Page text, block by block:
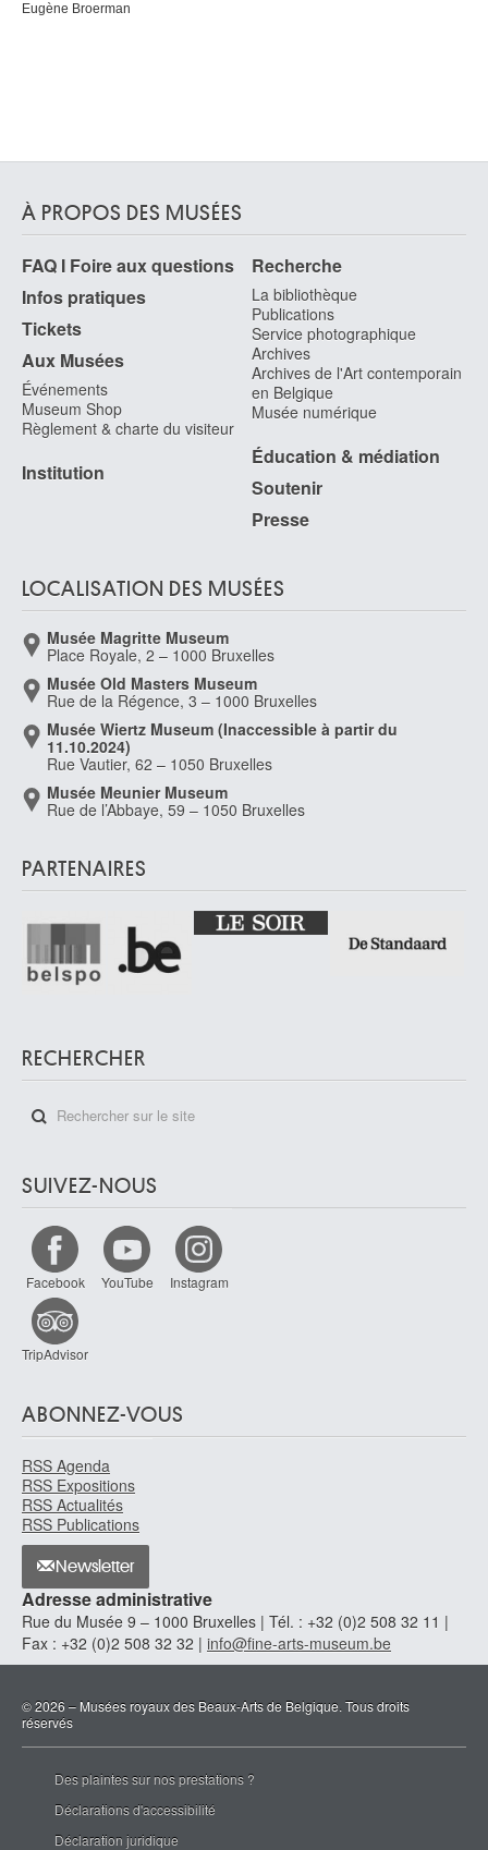
Eugène Broerman
À PROPOS DES MUSÉES
FAQ I Foire aux questions
Infos pratiques
Tickets
Aux Musées
Événements
Museum Shop
Règlement & charte du visiteur
Institution
Recherche
La bibliothèque
Publications
Service photographique
Archives
Archives de l'Art contemporain
en Belgique
Musée numérique
Éducation & médiation
Soutenir
Presse
LOCALISATION DES MUSÉES
Musée Magritte Museum
Place Royale, 2 – 1000 Bruxelles
Musée Old Masters Museum
Rue de la Régence, 3 – 1000 Bruxelles
Musée Wiertz Museum (Inaccessible à partir du
11.10.2024)
Rue Vautier, 62 – 1050 Bruxelles
Musée Meunier Museum
Rue de l’Abbaye, 59 – 1050 Bruxelles
PARTENAIRES
RECHERCHER
SUIVEZ-NOUS
Facebook YouTube Instagram
TripAdvisor
ABONNEZ-VOUS
RSS Agenda
RSS Expositions
RSS Actualités
RSS Publications
Newsletter
Adresse administrative
Rue du Musée 9 – 1000 Bruxelles | Tél. : +32 (0)2 508 32 11 |
Fax : +32 (0)2 508 32 32 | info@fine-arts-museum.be
© 2026 – Musées royaux des Beaux-Arts de Belgique. Tous droits
réservés
Des plaintes sur nos prestations ?
Déclarations d'accessibilité
Déclaration juridique